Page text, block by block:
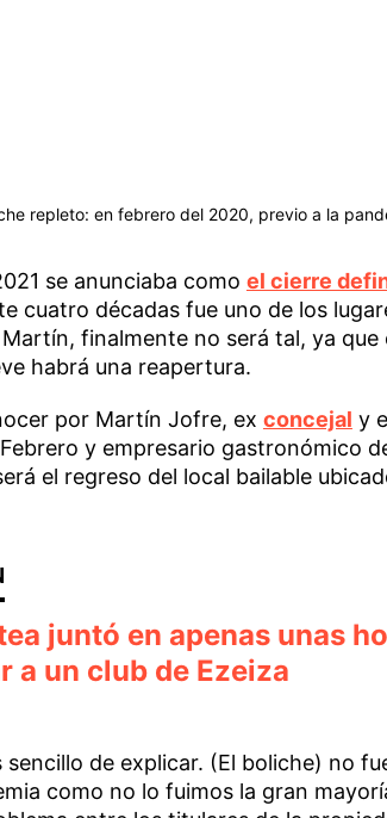
repleto: en febrero del 2020, previo a la
se anunciaba como el cierre
cuatro décadas fue uno de los
finalmente no será tal, ya que
habrá una reapertura.
por Martín Jofre, ex concejal y
y empresario gastronómico
el regreso del local bailable
juntó en apenas unas
a un club de Ezeiza
sencillo de explicar. (El boliche) no
como no lo fuimos la gran